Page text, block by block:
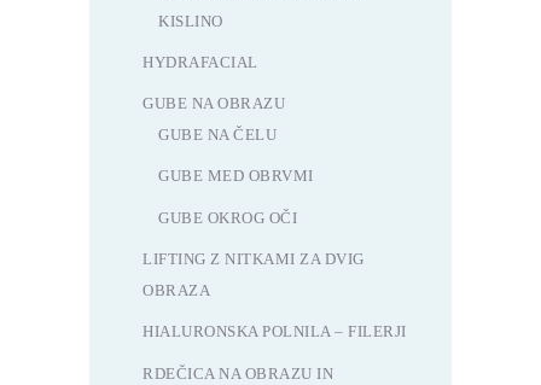
KISLINO
HYDRAFACIAL
GUBE NA OBRAZU
GUBE NA ČELU
GUBE MED OBRVMI
GUBE OKROG OČI
LIFTING Z NITKAMI ZA DVIG
OBRAZA
HIALURONSKA POLNILA – FILERJI
RDEČICA NA OBRAZU IN